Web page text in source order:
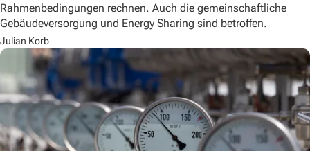
Rahmenbedingungen rechnen. Auch die gemeinschaftliche
Gebäudeversorgung und Energy Sharing sind betroffen.
Julian Korb